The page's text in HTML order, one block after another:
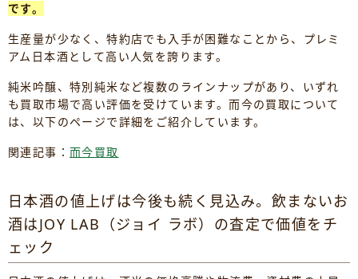
です。
生産量が少なく、特約店でも入手が困難なことから、プレミ
アム日本酒として高い人気を誇ります。
純米吟醸、特別純米など複数のラインナップがあり、いずれ
も買取市場で高い評価を受けています。而今の買取について
は、以下のページで詳細をご紹介しています。
関連記事： 而今買取
日本酒の値上げは今後も続く見込み。飲まないお
酒はJOY LAB（ジョイ ラボ）の査定で価値をチ
ェック